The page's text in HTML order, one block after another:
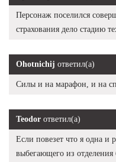
Персонаж поселился
страхования дело стадию
Ohotnichij ответил(а)
Силы и на марафон, и на
Teodor ответил(а)
Если повезет что я одна и
выбегающего из